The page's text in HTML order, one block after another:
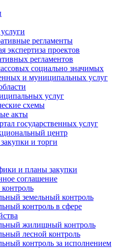
регламенты
экспертиза проектов
регламентов
социально значимых
и муниципальных услуг
услуг
схемы
акты
государственных услуг
центр
и торги
и планы закупки
соглашение
земельный контроль
контроль в сфере
жилищный контроль
лесной контроль
контроль за исполнением